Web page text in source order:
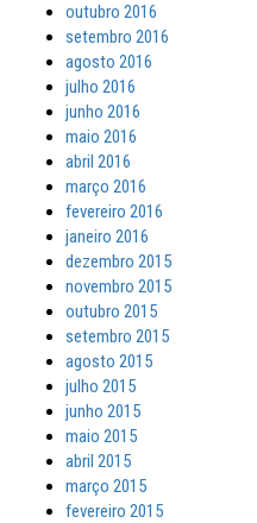
outubro 2016
setembro 2016
agosto 2016
julho 2016
junho 2016
maio 2016
abril 2016
março 2016
fevereiro 2016
janeiro 2016
dezembro 2015
novembro 2015
outubro 2015
setembro 2015
agosto 2015
julho 2015
junho 2015
maio 2015
abril 2015
março 2015
fevereiro 2015